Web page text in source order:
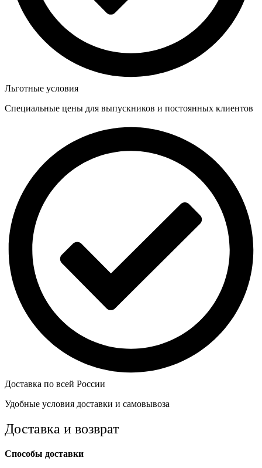
Льготные условия
Специальные цены для выпускников и постоянных клиентов
Доставка по всей России
Удобные условия доставки и самовывоза
Доставка и возврат
Способы доставки